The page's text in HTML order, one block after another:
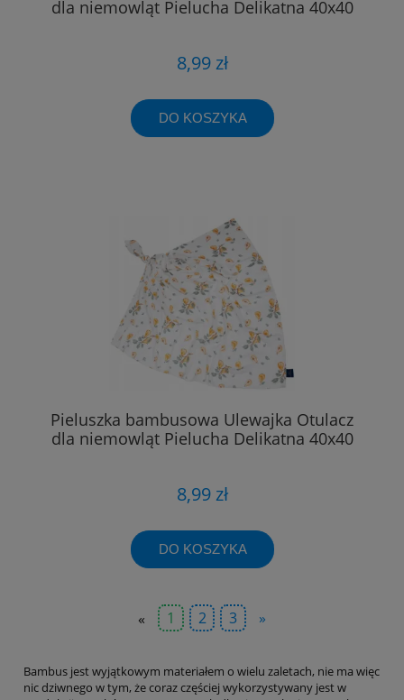
dla niemowląt Pielucha Delikatna 40x40
8,99 zł
DO KOSZYKA
Pieluszka bambusowa Ulewajka Otulacz
dla niemowląt Pielucha Delikatna 40x40
8,99 zł
DO KOSZYKA
« 1 2 3 »
Bambus jest wyjątkowym materiałem o wielu zaletach, nie ma więc
nic dziwnego w tym, że coraz częściej wykorzystywany jest w